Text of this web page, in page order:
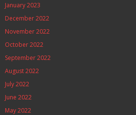
January 2023
December 2022
November 2022
October 2022
September 2022
August 2022
July 2022
June 2022
May 2022